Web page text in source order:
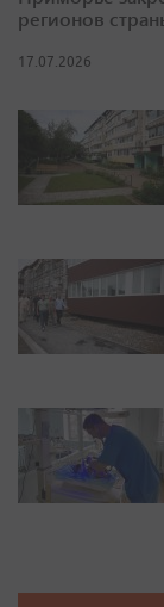
регионов
17.07.2026